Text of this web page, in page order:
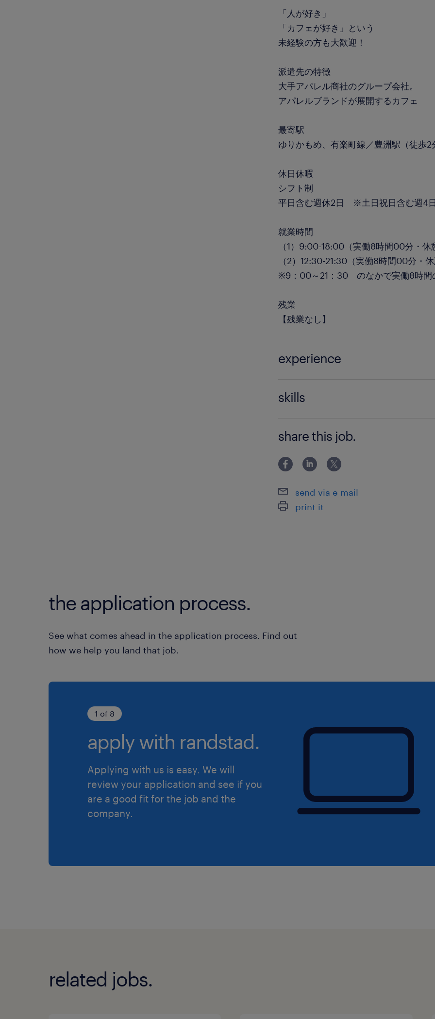
「人が好き」
「カフェが好き」という
未経験の方も大歓迎！
派遣先の特徴
大手アパレル商社のグループ会社。
アパレルブランドが展開するカフェ
最寄駅
ゆりかもめ、有楽町線／豊洲駅（徒歩2
休日休暇
シフト制
平日含む週休2日 ※土日祝日含む週4
就業時間
（1）9:00-18:00（実働8時間00分・
（2）12:30-21:30（実働8時間00分・
※9：00～21：30 のなかで実働8時間
残業
【残業なし】
experience
skills
活躍中、ブランクOK！
share this job.
send via e-mail
print it
the application process.
See what comes ahead in the application process. Find out
how we help you land that job.
1 of 8
apply with randstad.
Applying with us is easy. We will
review your application and see if you
are a good fit for the job and the
company.
related jobs.